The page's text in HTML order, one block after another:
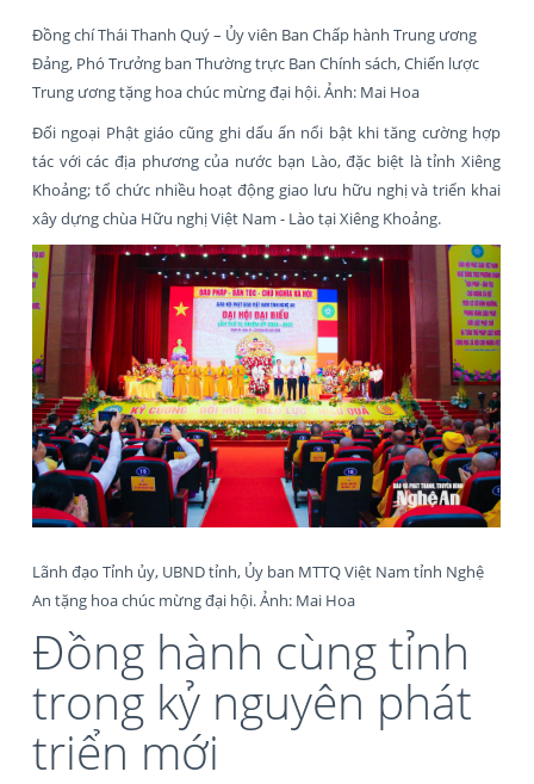
Đồng chí Thái Thanh Quý – Ủy viên Ban Chấp hành Trung ương
Đảng, Phó Trưởng ban Thường trực Ban Chính sách, Chiến lược
Trung ương tặng hoa chúc mừng đại hội. Ảnh: Mai Hoa
Đối ngoại Phật giáo cũng ghi dấu ấn nổi bật khi tăng cường hợp
tác với các địa phương của nước bạn Lào, đặc biệt là tỉnh Xiêng
Khoảng; tổ chức nhiều hoạt động giao lưu hữu nghị và triển khai
xây dựng chùa Hữu nghị Việt Nam - Lào tại Xiêng Khoảng.
Lãnh đạo Tỉnh ủy, UBND tỉnh, Ủy ban MTTQ Việt Nam tỉnh Nghệ
An tặng hoa chúc mừng đại hội. Ảnh: Mai Hoa
Đồng hành cùng tỉnh
trong kỷ nguyên phát
triển mới